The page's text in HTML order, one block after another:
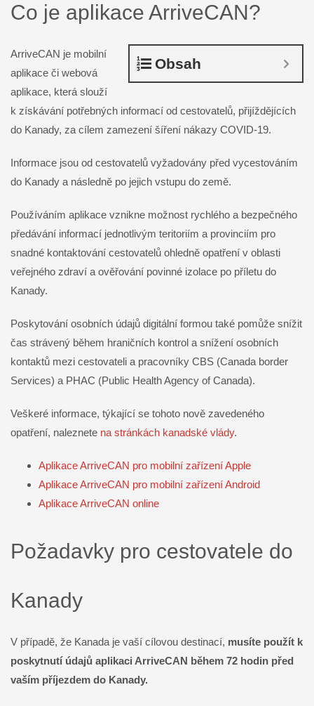
Co je aplikace ArriveCAN?
Obsah
ArriveCAN je mobilní
aplikace či webová
aplikace, která slouží
k získávání potřebných informací od cestovatelů, přijíždějících
do Kanady, za cílem zamezení šíření nákazy COVID-19.
Informace jsou od cestovatelů vyžadovány před vycestováním
do Kanady a následně po jejich vstupu do země.
Používáním aplikace vznikne možnost rychlého a bezpečného
předávání informací jednotlivým teritoriím a provinciím pro
snadné kontaktování cestovatelů ohledně opatření v oblasti
veřejného zdraví a ověřování povinné izolace po příletu do
Kanady.
Poskytování osobních údajů digitální formou také pomůže snížit
čas strávený během hraničních kontrol a snížení osobních
kontaktů mezi cestovateli a pracovníky CBS (Canada border
Services) a PHAC (Public Health Agency of Canada).
Veškeré informace, týkající se tohoto nově zavedeného
opatření, naleznete na stránkách kanadské vlády.
Aplikace ArriveCAN pro mobilní zařízení Apple
Aplikace ArriveCAN pro mobilní zařízení Android
Aplikace ArriveCAN online
Požadavky pro cestovatele do
Kanady
V případě, že Kanada je vaší cílovou destinací, musíte použít k
poskytnutí údajů aplikaci ArriveCAN během 72 hodin před
vaším příjezdem do Kanady.